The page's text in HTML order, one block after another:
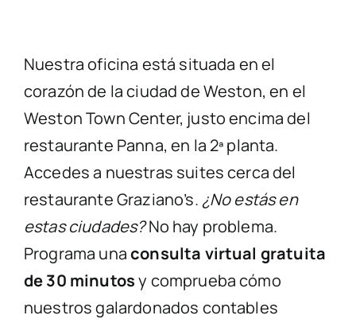
Nuestra oficina está situada en el
corazón de la ciudad de Weston, en el
Weston Town Center, justo encima del
restaurante Panna, en la 2ª planta.
Accedes a nuestras suites cerca del
restauranteGraziano’s. ¿No estás en
estas ciudades?No hay problema.
Programa unaconsulta virtual gratuita
de 30 minutosy comprueba cómo
nuestros galardonados contables